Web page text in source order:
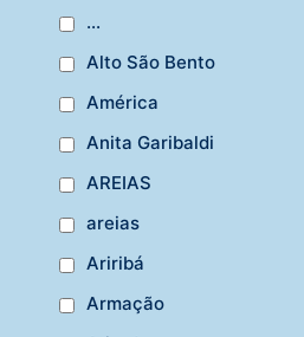
...
Alto São Bento
América
Anita Garibaldi
AREIAS
areias
Ariribá
Armação